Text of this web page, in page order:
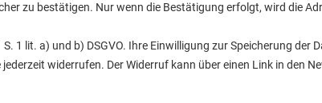
zu bestätigen. Nur wenn die Bestätigung erfolgt, wird die
1 lit. a) und b) DSGVO. Ihre Einwilligung zur Speicherung der
widerrufen. Der Widerruf kann über einen Link in den